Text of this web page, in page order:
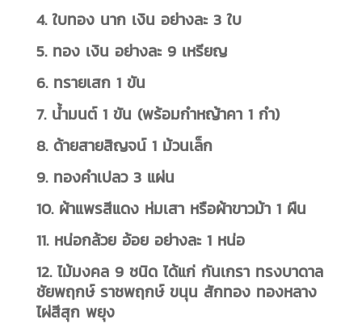
4. ใบทอง นาก เงิน อย่างละ 3 ใบ
5. ทอง เงิน อย่างละ 9 เหรียญ
6. ทรายเสก 1 ขัน
7. น้ำมนต์ 1 ขัน (พร้อมกำหญ้าคา 1 กำ)
8. ด้ายสายสิญจน์ 1 ม้วนเล็ก
9. ทองคำเปลว 3 แผ่น
10. ผ้าแพรสีแดง ห่มเสา หรือผ้าขาวม้า 1 ผืน
11. หน่อกล้วย อ้อย อย่างละ 1 หน่อ
12. ไม้มงคล 9 ชนิด ได้แก่ กันเกรา ทรงบาดาล
ชัยพฤกษ์ ราชพฤกษ์ ขนุน สักทอง ทองหลาง
ไผ่สีสุก พยุง